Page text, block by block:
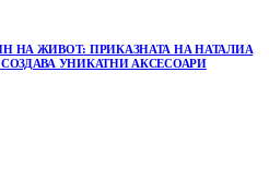
НА ЖИВОТ: ПРИКАЗНАТА НА НАТАЛИА
УНИКАТНИ АКСЕСОАРИ